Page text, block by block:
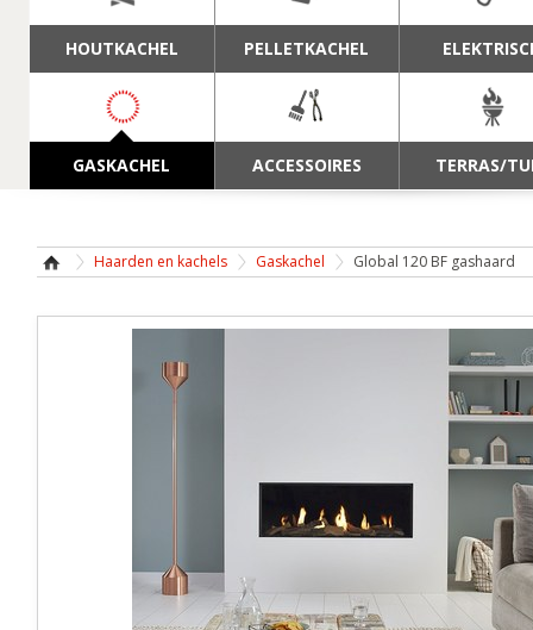
HOUTKACHEL PELLETKACHEL
GASKACHEL ACCESSOIRES TERRAS/
Haarden en kachels Gaskachel Global 120 BF gashaard